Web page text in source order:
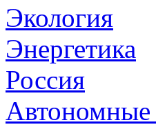
Экология
Энергетика
Россия